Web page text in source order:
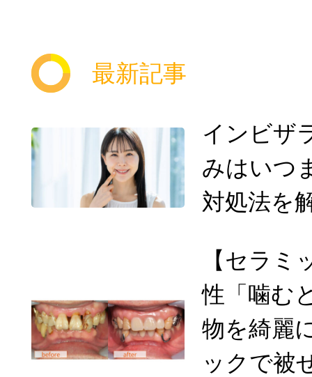
最新記事
インビザ
みはいつ
対処法を
【セラミ
性「噛む
物を綺麗
ックで被